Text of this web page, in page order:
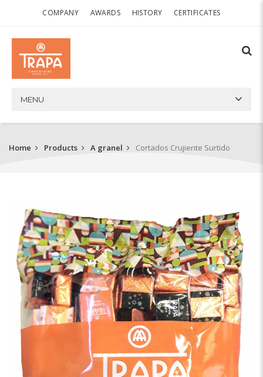
COMPANY AWARDS HISTORY CERTIFICATES
MENU
Home Products A granel Cortados Crujiente Surtido